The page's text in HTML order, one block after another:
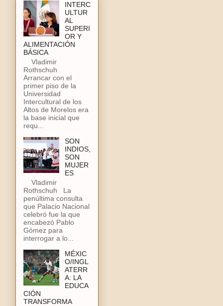
INTERC
ULTUR
AL
SUPERI
OR Y
ALIMENTACIÓN
BÁSICA
Vladimir
Rothschuh
Arrancar con el
primer piso de la
Universidad
Intercultural de los
Altos de Morelos era
la base inicial que
requ...
SON
INDIOS,
SON
MUJER
ES
Vladimir
Rothschuh La
penúltima consulta
que Palacio Nacional
celebró fue la que
encabezó Pablo
Gómez para
interrogar a lo...
MÉXIC
O/INGL
ATERR
A: LA
EDUCA
CIÓN
TRANSFORMA